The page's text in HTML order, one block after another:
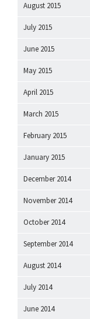
August 2015
July 2015
June 2015
May 2015
April 2015
March 2015
February 2015
January 2015
December 2014
November 2014
October 2014
September 2014
August 2014
July 2014
June 2014